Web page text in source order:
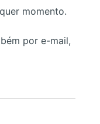
momento.
por e-mail,